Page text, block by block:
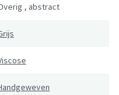
, abstract